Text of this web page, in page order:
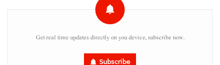
Get real time updates directly on you device, subscribe now.
Subscribe